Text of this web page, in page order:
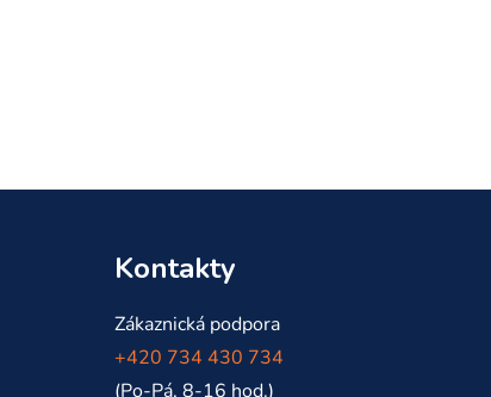
Kontakty
Zákaznická podpora
+420 734 430 734
(Po-Pá, 8-16 hod.)